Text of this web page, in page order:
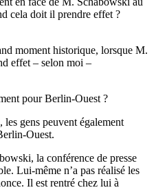
cela doit il prendre effet ?
moment historique, lorsque M.
effet – selon moi –
pour Berlin-Ouest ?
gens peuvent également
Ouest.
la conférence de presse
Lui-même n’a pas réalisé les
Il est rentré chez lui à